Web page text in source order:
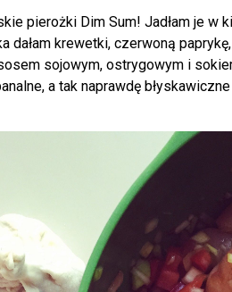
pierożki Dim Sum! Jadłam je w
dałam krewetki, czerwoną
sojowym, ostrygowym i
a tak naprawdę